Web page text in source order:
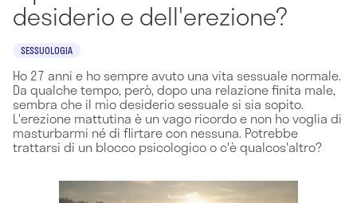
desiderio e dell'erezione?
SESSUOLOGIA
Ho 27 anni e ho sempre avuto una vita sessuale normale.
Da qualche tempo, però, dopo una relazione finita male,
sembra che il mio desiderio sessuale si sia sopito.
L'erezione mattutina è un vago ricordo e non ho voglia di
masturbarmi né di flirtare con nessuna. Potrebbe
trattarsi di un blocco psicologico o c'è qualcos'altro?